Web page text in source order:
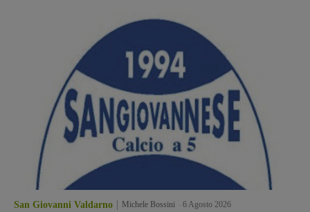
San Giovanni Valdarno Michele Bossini 6 Agosto 2026